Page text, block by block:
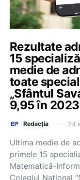
Rezultate
15
medie de
toate
„Sfântul
9,95 în 2023
Redacția 24
Ultima medie de
primele 15
Matematică-
Colegiul Naţional